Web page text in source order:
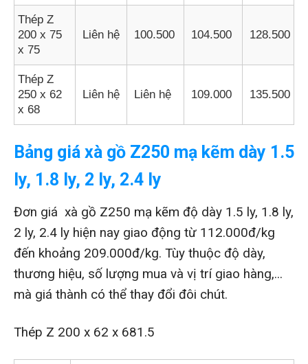
Thép Z
200 x 75
x 75
Liên hệ 100.500 104.500 128.500
Thép Z
250 x 62
x 68
Liên hệ Liên hệ 109.000 135.500
Bảng giá xà gồ Z250 mạ kẽm dày 1.5
ly, 1.8 ly, 2 ly, 2.4 ly
Đơn giá xà gồ Z250 mạ kẽm độ dày 1.5 ly, 1.8 ly,
2 ly, 2.4 ly hiện nay giao động từ 112.000đ/kg
đến khoảng 209.000đ/kg. Tùy thuộc độ dày,
thương hiệu, số lượng mua và vị trí giao hàng,...
mà giá thành có thể thay đổi đôi chút.
Thép Z 200 x 62 x 681.5